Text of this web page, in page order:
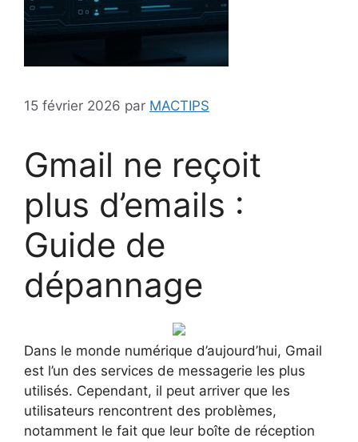
15 février 2026 par MACTIPS
Gmail ne reçoit
plus d’emails :
Guide de
dépannage
Dans le monde numérique d’aujourd’hui, Gmail
est l’un des services de messagerie les plus
utilisés. Cependant, il peut arriver que les
utilisateurs rencontrent des problèmes,
notamment le fait que leur boîte de réception